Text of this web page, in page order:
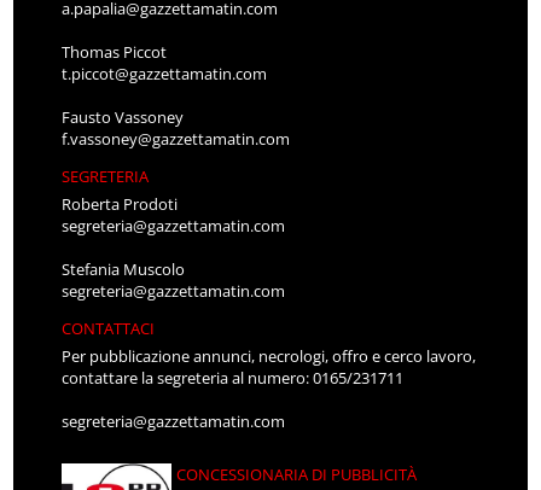
a.papalia@gazzettamatin.com
Thomas Piccot
t.piccot@gazzettamatin.com
Fausto Vassoney
f.vassoney@gazzettamatin.com
SEGRETERIA
Roberta Prodoti
segreteria@gazzettamatin.com
Stefania Muscolo
segreteria@gazzettamatin.com
CONTATTACI
Per pubblicazione annunci, necrologi, offro e cerco lavoro,
contattare la segreteria al numero: 0165/231711
segreteria@gazzettamatin.com
CONCESSIONARIA DI PUBBLICITÀ